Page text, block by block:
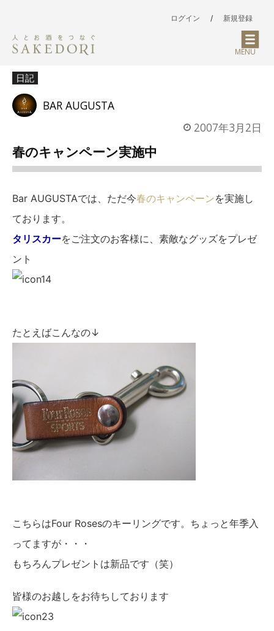
ログイン / 新規登録
MENU
日記
BAR AUGUSTA
2007年3月2日
春のキャンペーン実施中
Bar AUGUSTAでは、ただ今春のキャンペーンを実施し
ております。
タリスカーをご注文のお客様に、素敵なグッズをプレゼ
ント
たとえばこんなの↓
こちらはFour Rosesのキーリングです。ちょっと年季入
ってますが・・・
もちろんプレゼントは新品です（笑）
皆様のお越しをお待ちしております